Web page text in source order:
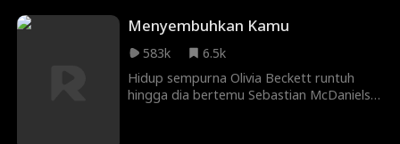
Menyembuhkan Kamu
583k
6.5k
Hidup sempurna Olivia Beckett runtuh
hingga dia bertemu Sebastian McDaniels,